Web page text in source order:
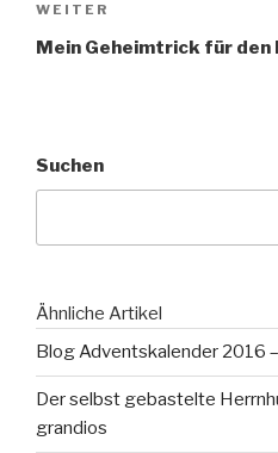
Nächster
Beitrag
WEITER
Mein Geheimtrick für
Suchen
Ähnliche Artikel
Blog Adventskalender 2016
Der selbst gebastelte
grandios